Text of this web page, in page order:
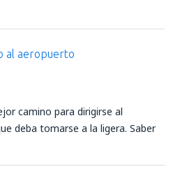
al aeropuerto
camino para dirigirse al
deba tomarse a la ligera. Saber